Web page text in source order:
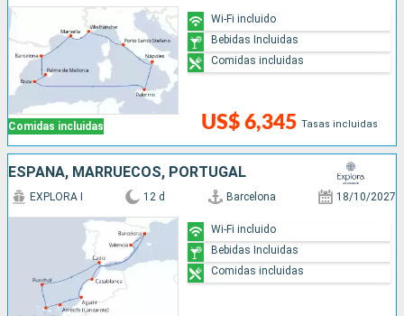
Comidas incluidas US$ 6,345 Tasas incluidas
Wi-Fi incluido
Bebidas Incluidas
Comidas incluidas
ESPAÑA, MARRUECOS, PORTUGAL
EXPLORA I 12 d Barcelona 18/10/2027
Wi-Fi incluido
Bebidas Incluidas
Comidas incluidas